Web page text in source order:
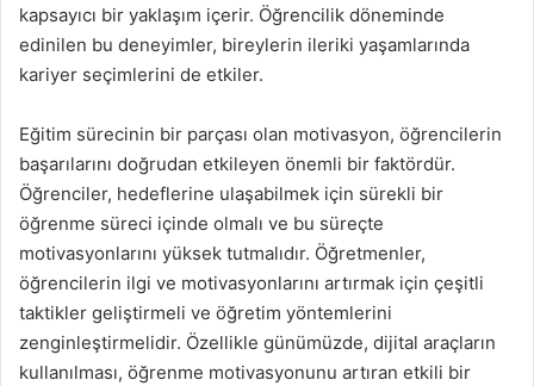
kapsayıcı bir yaklaşım içerir. Öğrencilik döneminde
edinilen bu deneyimler, bireylerin ileriki yaşamlarında
kariyer seçimlerini de etkiler.
Eğitim sürecinin bir parçası olan motivasyon, öğrencilerin
başarılarını doğrudan etkileyen önemli bir faktördür.
Öğrenciler, hedeflerine ulaşabilmek için sürekli bir
öğrenme süreci içinde olmalı ve bu süreçte
motivasyonlarını yüksek tutmalıdır. Öğretmenler,
öğrencilerin ilgi ve motivasyonlarını artırmak için çeşitli
taktikler geliştirmeli ve öğretim yöntemlerini
zenginleştirmelidir. Özellikle günümüzde, dijital araçların
kullanılması, öğrenme motivasyonunu artıran etkili bir